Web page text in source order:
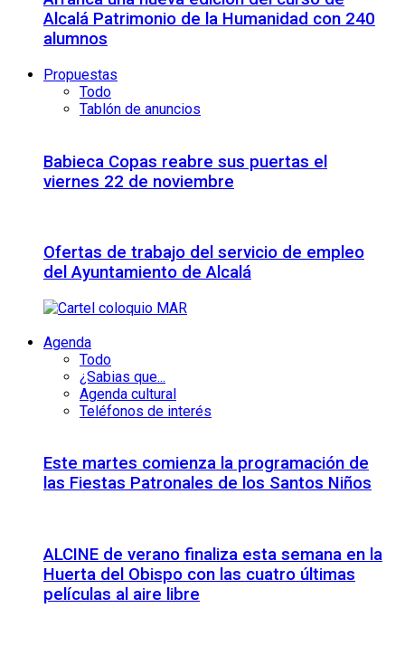
Alcalá Patrimonio de la Humanidad con 240
alumnos
Propuestas
Todo
Tablón de anuncios
Babieca Copas reabre sus puertas el
viernes 22 de noviembre
Ofertas de trabajo del servicio de empleo
del Ayuntamiento de Alcalá
Agenda
Todo
¿Sabias que...
Agenda cultural
Teléfonos de interés
Este martes comienza la programación de
las Fiestas Patronales de los Santos Niños
ALCINE de verano finaliza esta semana en la
Huerta del Obispo con las cuatro últimas
películas al aire libre